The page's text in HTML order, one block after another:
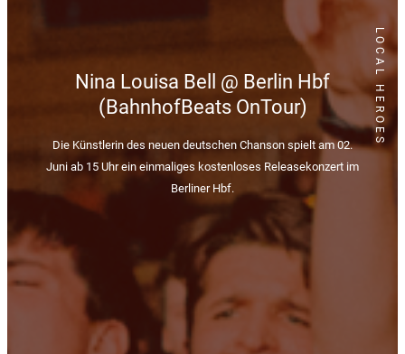
LOCAL HEROES
Nina Louisa Bell @ Berlin Hbf
(BahnhofBeats OnTour)
Die Künstlerin des neuen deutschen Chanson spielt am 02.
Juni ab 15 Uhr ein einmaliges kostenloses Releasekonzert im
Berliner Hbf.